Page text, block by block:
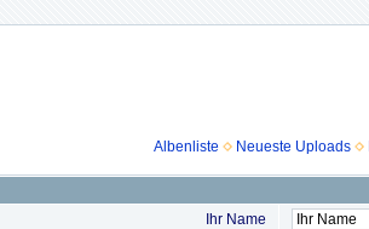
Albenliste
Neueste Uploads
Ihr Name